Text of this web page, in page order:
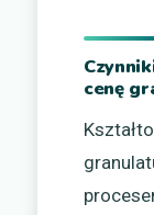
cenę